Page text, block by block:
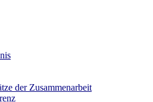
der Zusammenarbeit